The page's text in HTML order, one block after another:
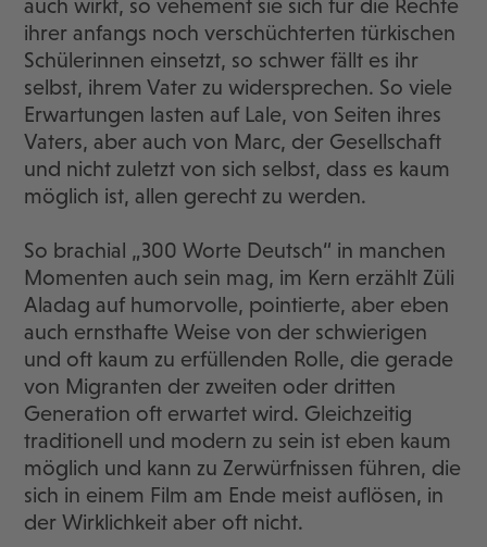
auch wirkt, so vehement sie sich für die Rechte
ihrer anfangs noch verschüchterten türkischen
Schülerinnen einsetzt, so schwer fällt es ihr
selbst, ihrem Vater zu widersprechen. So viele
Erwartungen lasten auf Lale, von Seiten ihres
Vaters, aber auch von Marc, der Gesellschaft
und nicht zuletzt von sich selbst, dass es kaum
möglich ist, allen gerecht zu werden.
So brachial „300 Worte Deutsch“ in manchen
Momenten auch sein mag, im Kern erzählt Züli
Aladag auf humorvolle, pointierte, aber eben
auch ernsthafte Weise von der schwierigen
und oft kaum zu erfüllenden Rolle, die gerade
von Migranten der zweiten oder dritten
Generation oft erwartet wird. Gleichzeitig
traditionell und modern zu sein ist eben kaum
möglich und kann zu Zerwürfnissen führen, die
sich in einem Film am Ende meist auflösen, in
der Wirklichkeit aber oft nicht.